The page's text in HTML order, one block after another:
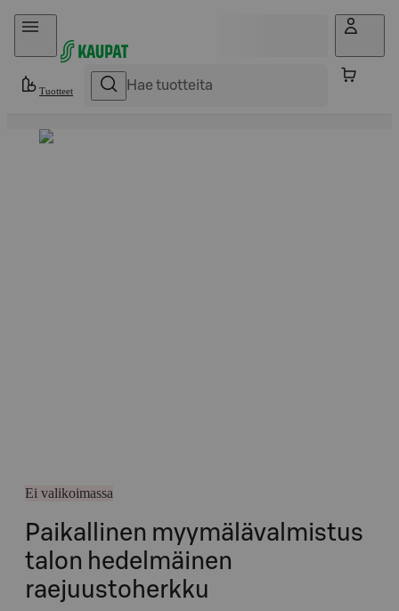
Hyppää sisältöön
Tuotteet
Ei valikoimassa
Paikallinen myymälävalmistus
talon hedelmäinen
raejuustoherkku